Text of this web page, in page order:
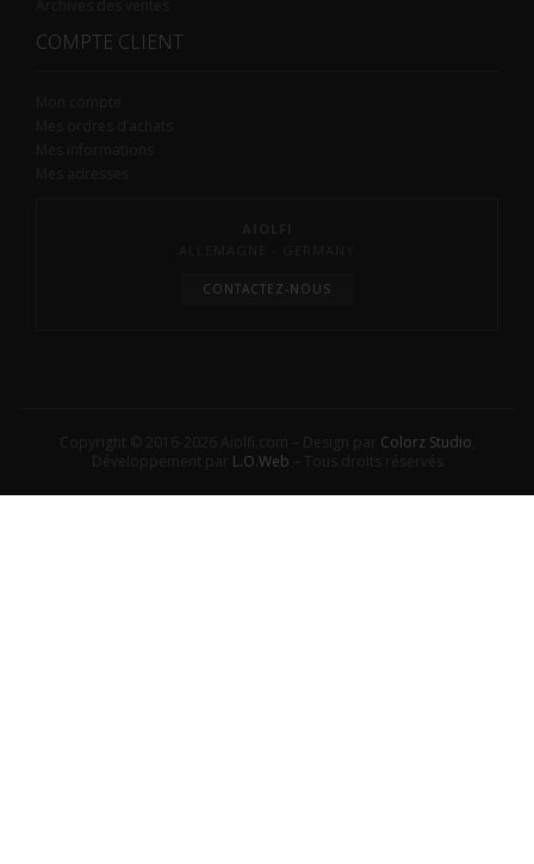
COMPTE CLIENT
CONTACTEZ-NOUS
Colorz Studio
L.O.Web